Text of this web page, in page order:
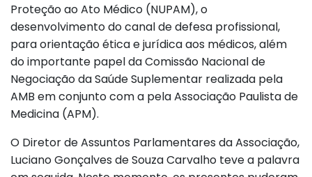
Proteção ao Ato Médico (NUPAM), o
desenvolvimento do canal de defesa profissional,
para orientação ética e jurídica aos médicos, além
do importante papel da Comissão Nacional de
Negociação da Saúde Suplementar realizada pela
AMB em conjunto com a pela Associação Paulista de
Medicina (APM).
O Diretor de Assuntos Parlamentares da Associação,
Luciano Gonçalves de Souza Carvalho teve a palavra